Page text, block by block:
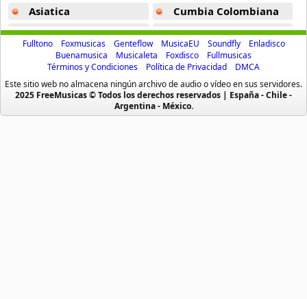
La Danza De Los Ninos -
Xuxa
The Show Is Over (Inst) -X 5
Dont Come Near Me -X 5
Before I Close My Eyes -XXXTentacion
Asiatica
Atevip
Bachatas
Baladas
Baladas De Oro
Baladas En Ingles
Cumbia Colombiana
Cumbia Ecuatoriana
Cumbia Mexicana
Cumbia Pop
Cumbia Surena
Cumbias
Fulltono Foxmusicas Genteflow MusicaEU Soundfly
Enladisco
Buenamusica
Musicaleta Foxdisco
Fullmusicas
Términos y Condiciones
Política de Privacidad
DMCA
Este sitio web no almacena ningún archivo de audio o vídeo en sus servidores.
2025 FreeMusicas © Todos los derechos reservados | España - Chile -
Argentina - México.